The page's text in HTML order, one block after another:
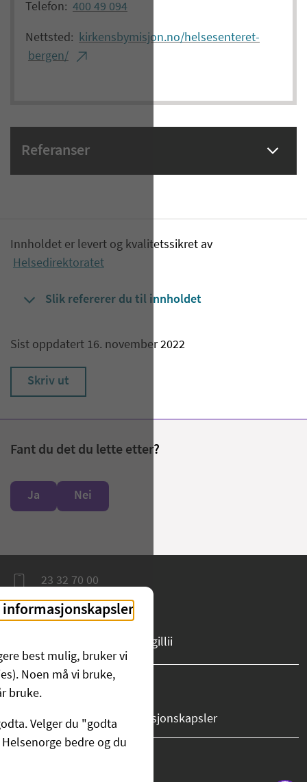
Telefon: 400 49 094
Nettsted: kirkensbymisjon.no/helsesenteret-
bergen/
Referanser
Innholdet er levert og kvalitetssikret av
Helsedirektoratet
Slik refererer du til innholdet
Sist oppdatert 16. november 2022
Skriv ut
Fant du det du lette etter?
Ja Nei